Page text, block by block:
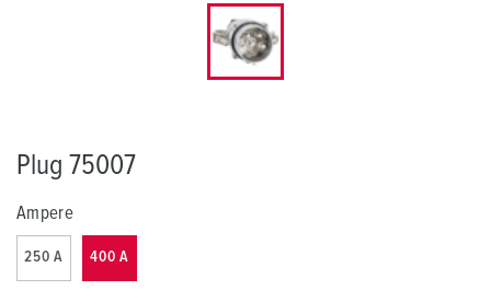
Plug 75007
Ampere
250 A 400 A